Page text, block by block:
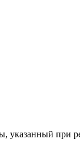
указанный при